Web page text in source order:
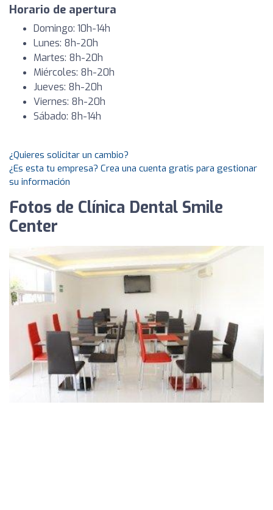
Horario de apertura
Domingo: 10h-14h
Lunes: 8h-20h
Martes: 8h-20h
Miércoles: 8h-20h
Jueves: 8h-20h
Viernes: 8h-20h
Sábado: 8h-14h
¿Quieres solicitar un cambio?
¿Es esta tu empresa? Crea una cuenta gratis para gestionar
su información
Fotos de Clínica Dental Smile
Center